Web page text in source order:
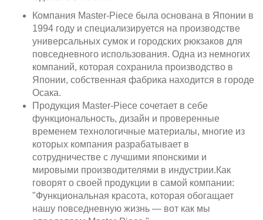
Компания Master-Piece была основана в Японии в
1994 году и специализируется на производстве
универсальных сумок и городских рюкзаков для
повседневного использования. Одна из немногих
компаний, которая сохранила производство в
Японии, собственная фабрика находится в городе
Осака.
Продукция Master-Piece сочетает в себе
функциональность, дизайн и проверенные
временем технологичные материалы, многие из
которых компания разрабатывает в
сотрудничестве с лучшими японскими и
мировыми производителями в индустрии.Как
говорят о своей продукции в самой компании:
"Функциональная красота, которая обогащает
нашу повседневную жизнь — вот как мы